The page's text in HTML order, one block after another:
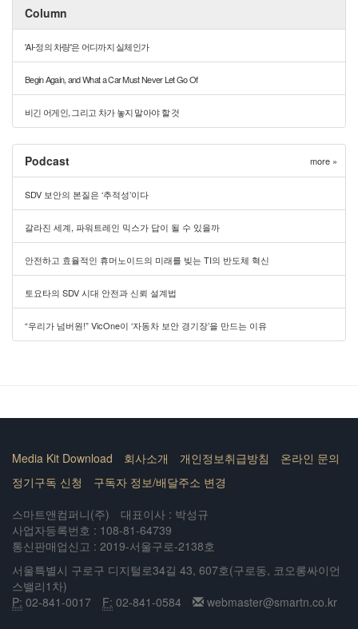
Column
'AI-정의 차량'은 어디까지 실체인가
Begin Again, and What a Car Must Never Let Go Of
비긴 어게인, 그리고 차가 놓지 말아야 할 것
Podcast more »
SDV 보안의 본질은 ‘추적성’이다
갈라진 세계, 파워트레인 믹스가 답이 될 수 있을까
안전하고 효율적인 휴머노이드의 미래를 빚는 TI의 반도체 혁신
토요타의 SDV 시대 안전과 신뢰 설계법
“우리가 넘버원!” VicOne이 ‘자동차 보안 경기장’을 만드는 이유
Media Kit Download 회사소개 개인정보취급방침
온라인 문의
정기구독 신청
구독자 정보/배달주소 변경
스마트앤컴퍼니(주)
대표이사 : 박성규
사업자등록번호 : 108-81-64739
통신판매업신고 : 2019-서울구로-2138호
서울특별시 구로구 디지털로34길 43, 607호(구로동, 코오롱싸이언
스밸리1차)
P: 02-841-0017 F: 02-841-0584
webmaster@smartn.co.kr